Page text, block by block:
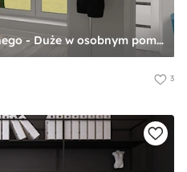
Projekt domu jednorodzinnego - Duże w osobnym pomieszczeniu z zabudowanym biurkiem szare biuro, styl skandynawski - zdjęcie od Oksana Koniuszewska
3